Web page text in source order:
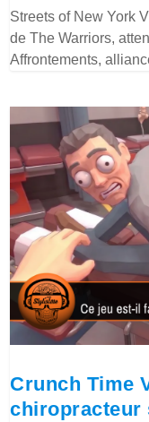
Streets of New York
de The Warriors,
Affrontements,
Crunch Time
chiropracteur